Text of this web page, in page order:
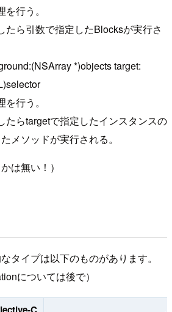
行う。
たら引数で指定したBlocksが実行さ
*)objects target:
行う。
たらtargetで指定したインスタンスの
メソッドが実行される。
は無い！）
タイプは以下のものがあります。
については後で）